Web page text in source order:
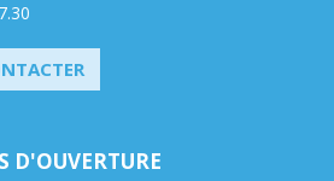
D'OUVERTURE